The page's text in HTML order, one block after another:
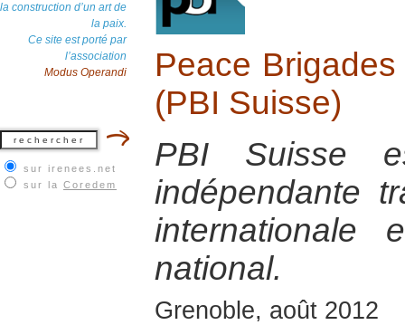
la construction d’un art de
la paix.
Ce site est porté par
l’association
Modus Operandi
sur irenees.net
sur la Coredem
Peace
(PBI Suisse)
PBI Suisse
indépendante
internationale
national.
Grenoble, août 2012